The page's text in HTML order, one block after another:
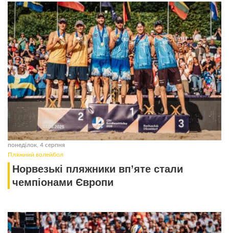
понеділок, 4 серпня
Пляжний волейбол
Норвезькі пляжники вп’яте стали
чемпіонами Європи